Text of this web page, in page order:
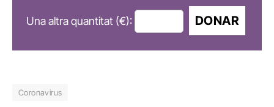
Una altra quantitat (€): DONAR
Coronavirus